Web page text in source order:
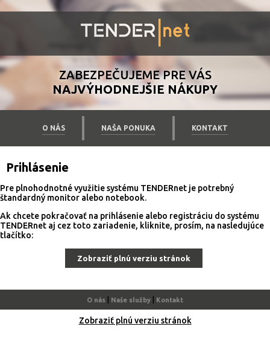
ZABEZPEČUJEME PRE VÁS
NAJVÝHODNEJŠIE NÁKUPY
O NÁS NAŠA PONUKA KONTAKT
Prihlásenie
Pre plnohodnotné využitie systému TENDERnet je potrebný
štandardný monitor alebo notebook.
Ak chcete pokračovať na prihlásenie alebo registráciu do systému
TENDERnet aj cez toto zariadenie, kliknite, prosím, na nasledujúce
tlačítko:
Zobraziť plnú verziu stránok
O nás Naše služby Kontakt
Zobraziť plnú verziu stránok